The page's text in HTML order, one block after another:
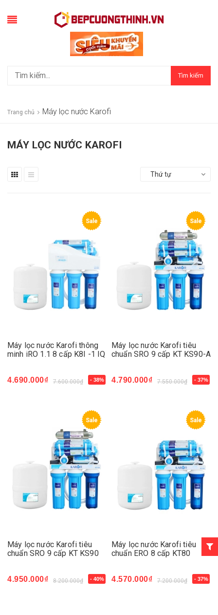
Tìm kiếm
Trang chủ Máy lọc nước Karofi
MÁY LỌC NƯỚC KAROFI
Thứ tự
Sale
Máy lọc nước Karofi thông
minh iRO 1.1 8 cấp K8I -1 IQ
4.690.000₫ 7.600.000₫ - 38%
Sale
Máy lọc nước Karofi tiêu
chuẩn SRO 9 cấp KT KS90-A
4.790.000₫ 7.550.000₫ - 37%
Sale
Máy lọc nước Karofi tiêu
chuẩn SRO 9 cấp KT KS90
4.950.000₫ 8.200.000₫ - 40%
Sale
Máy lọc nước Karofi tiêu
chuẩn ERO 8 cấp KT80
4.570.000₫ 7.200.000₫ - 37%